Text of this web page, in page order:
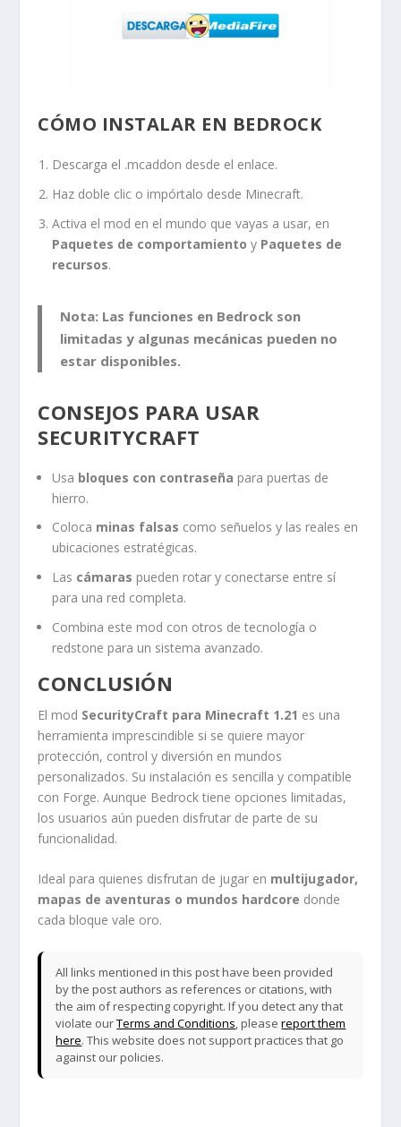
CÓMO INSTALAR EN BEDROCK
Descarga el .mcaddon desde el enlace.
Haz doble clic o impórtalo desde Minecraft.
Activa el mod en el mundo que vayas a usar, en
Paquetes de comportamiento y Paquetes de
recursos.
Nota: Las funciones en Bedrock son
limitadas y algunas mecánicas pueden no
estar disponibles.
CONSEJOS PARA USAR
SECURITYCRAFT
Usa bloques con contraseña para puertas de
hierro.
Coloca minas falsas como señuelos y las reales en
ubicaciones estratégicas.
Las cámaras pueden rotar y conectarse entre sí
para una red completa.
Combina este mod con otros de tecnología o
redstone para un sistema avanzado.
CONCLUSIÓN
El mod SecurityCraft para Minecraft 1.21 es una
herramienta imprescindible si se quiere mayor
protección, control y diversión en mundos
personalizados. Su instalación es sencilla y compatible
con Forge. Aunque Bedrock tiene opciones limitadas,
los usuarios aún pueden disfrutar de parte de su
funcionalidad.
Ideal para quienes disfrutan de jugar en multijugador,
mapas de aventuras o mundos hardcore donde
cada bloque vale oro.
All links mentioned in this post have been provided
by the post authors as references or citations, with
the aim of respecting copyright. If you detect any that
violate ourTerms and Conditions, pleasereport them
here. This website does not support practices that go
against our policies.